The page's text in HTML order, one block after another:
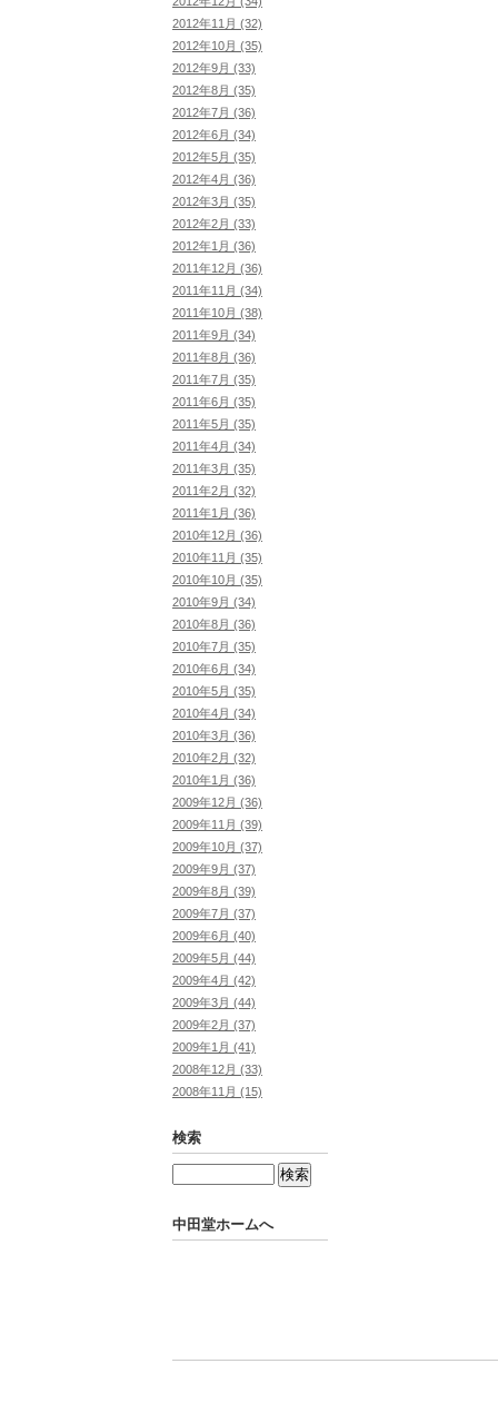
2012年11月 (32)
2012年10月 (35)
2012年9月 (33)
2012年8月 (35)
2012年7月 (36)
2012年6月 (34)
2012年5月 (35)
2012年4月 (36)
2012年3月 (35)
2012年2月 (33)
2012年1月 (36)
2011年12月 (36)
2011年11月 (34)
2011年10月 (38)
2011年9月 (34)
2011年8月 (36)
2011年7月 (35)
2011年6月 (35)
2011年5月 (35)
2011年4月 (34)
2011年3月 (35)
2011年2月 (32)
2011年1月 (36)
2010年12月 (36)
2010年11月 (35)
2010年10月 (35)
2010年9月 (34)
2010年8月 (36)
2010年7月 (35)
2010年6月 (34)
2010年5月 (35)
2010年4月 (34)
2010年3月 (36)
2010年2月 (32)
2010年1月 (36)
2009年12月 (36)
2009年11月 (39)
2009年10月 (37)
2009年9月 (37)
2009年8月 (39)
2009年7月 (37)
2009年6月 (40)
2009年5月 (44)
2009年4月 (42)
2009年3月 (44)
2009年2月 (37)
2009年1月 (41)
2008年12月 (33)
2008年11月 (15)
検索
中田堂ホームへ